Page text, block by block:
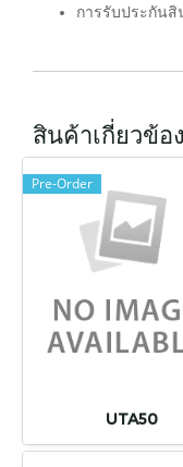
การรับประกันสิ
สินค้าเกี่ยวข้อง
Pre-Order
UTA50